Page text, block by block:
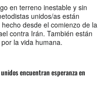
en terreno inestable y sin
unidos/as están
desde el comienzo de la
contra Irán. También están
la vida humana.
encuentran esperanza en